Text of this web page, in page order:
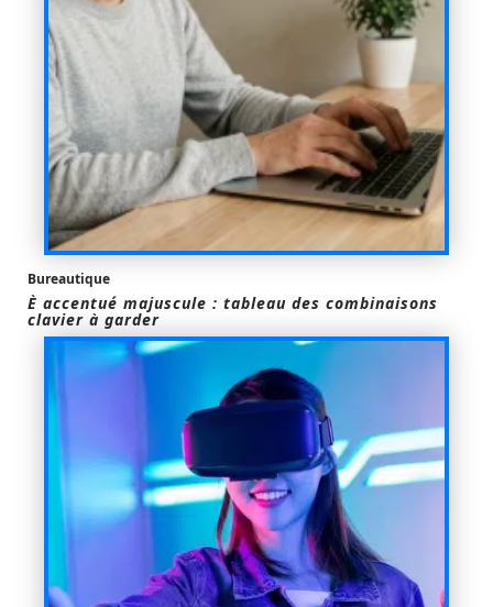
Bureautique
È accentué majuscule : tableau des combinaisons
clavier à garder